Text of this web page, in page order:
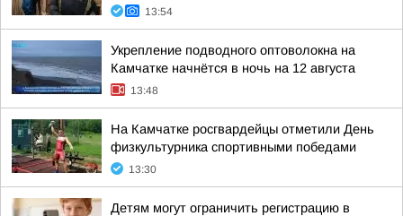
13:54
Укрепление подводного оптоволокна на
Камчатке начнётся в ночь на 12 августа
13:48
На Камчатке росгвардейцы отметили День
физкультурника спортивными победами
13:30
Детям могут ограничить регистрацию в